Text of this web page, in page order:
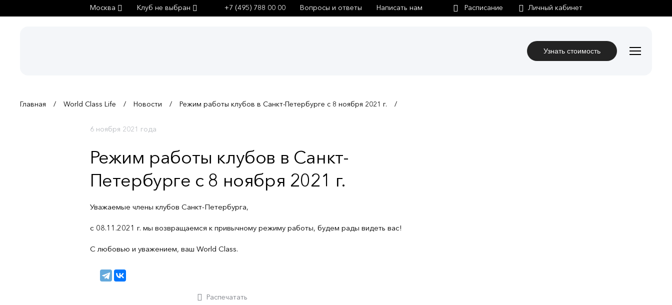
Москва Клуб не выбран +7 (495) 788 00 00 Вопросы и ответы Написать нам Личный кабинет
Узнать стоимость
Главная World Class Life Новости Режим работы клубов в Санкт-Петербурге с 8 ноября 2021 г.
6 ноября 2021 года
Режим работы клубов в Санкт-
Петербурге с 8 ноября 2021 г.
Уважаемые члены клубов Санкт-Петербурга,
с 08.11.2021 г. мы возвращаемся к привычному режиму работы, будем рады видеть вас!
С любовью и уважением, ваш World Class.
Распечатать